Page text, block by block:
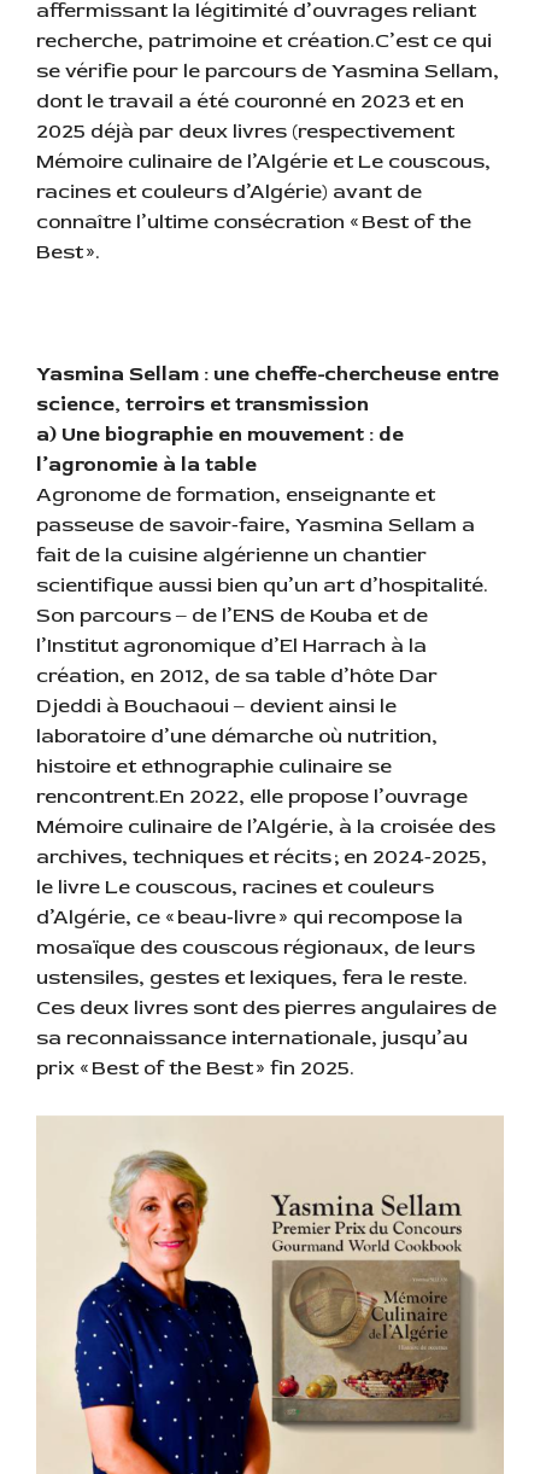
affermissant la légitimité d’ouvrages reliant
recherche, patrimoine et création.C’est ce qui
se vérifie pour le parcours de Yasmina Sellam,
dont le travail a été couronné en 2023 et en
2025 déjà par deux livres (respectivement
Mémoire culinaire de l’Algérie et Le couscous,
racines et couleurs d’Algérie) avant de
connaître l’ultime consécration « Best of the
Best ».
Yasmina Sellam : une cheffe-chercheuse entre
science, terroirs et transmission
a) Une biographie en mouvement : de
l’agronomie à la table
Agronome de formation, enseignante et
passeuse de savoir‐faire, Yasmina Sellam a
fait de la cuisine algérienne un chantier
scientifique aussi bien qu’un art d’hospitalité.
Son parcours ‒ de l’ENS de Kouba et de
l’Institut agronomique d’El Harrach à la
création, en 2012, de sa table d’hôte Dar
Djeddi à Bouchaoui ‒ devient ainsi le
laboratoire d’une démarche où nutrition,
histoire et ethnographie culinaire se
rencontrent.En 2022, elle propose l’ouvrage
Mémoire culinaire de l’Algérie, à la croisée des
archives, techniques et récits ; en 2024‑2025,
le livre Le couscous, racines et couleurs
d’Algérie, ce « beau‑livre » qui recompose la
mosaïque des couscous régionaux, de leurs
ustensiles, gestes et lexiques, fera le reste.
Ces deux livres sont des pierres angulaires de
sa reconnaissance internationale, jusqu’au
prix « Best of the Best » fin 2025.